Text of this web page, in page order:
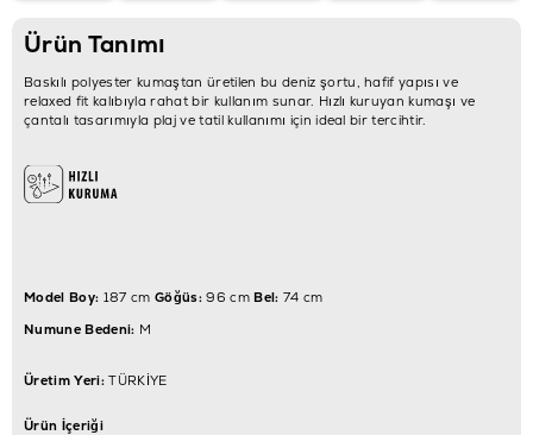
Ürün Tanımı
Baskılı polyester kumaştan üretilen bu deniz şortu, hafif yapısı ve
relaxed fit kalıbıyla rahat bir kullanım sunar. Hızlı kuruyan kumaşı ve
çantalı tasarımıyla plaj ve tatil kullanımı için ideal bir tercihtir.
Model Boy: 187 cm Göğüs:96 cmBel: 74 cm
Numune Bedeni: M
Üretim Yeri:TÜRKİYE
Ürün İçeriği